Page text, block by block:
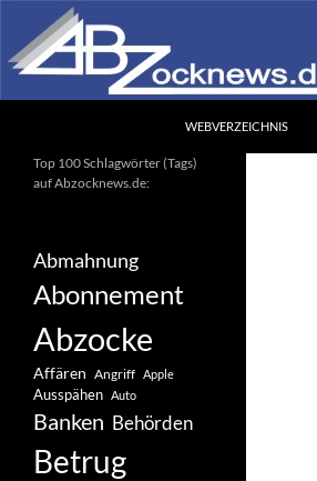
Inhalt
springen
WEBVERZEICHNIS
Ihr unabhängiges
Informationsportal
Top 100 Schlagwörter (Tags)
auf Abzocknews.de:
Abmahnung
Abonnement
Abzocke
Affären Angriff Apple
Ausspähen Auto
Banken Behörden
Betrug